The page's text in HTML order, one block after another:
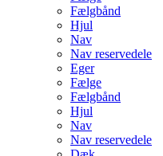
Fælgbånd
Hjul
Nav
Nav reservedele
Eger
Fælge
Fælgbånd
Hjul
Nav
Nav reservedele